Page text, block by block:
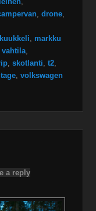
,drone
kuukkeli
markku
,skotlanti ,t2
,volkswagen
a reply